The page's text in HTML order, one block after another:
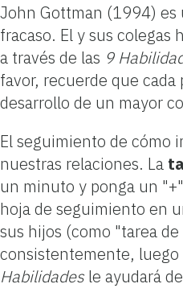
John Gottman (1994) es
fracaso. El y sus
a través de las 9
favor, recuerde que
desarrollo de un mayor
El seguimiento de cómo
nuestras relaciones. La
un minuto y ponga un
hoja de seguimiento en
sus hijos (como "tarea
consistentemente, luego
Habilidades le ayudará